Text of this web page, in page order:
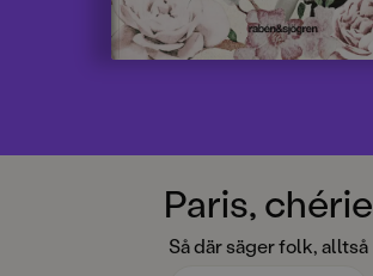
Paris, chérie
Så där säger folk, alltså